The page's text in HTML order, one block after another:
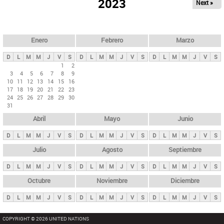
ds
p
n
c
i
p
l
e
s
2023 Next »
Enero
D L M M J V
S
1
2
3
4 5 6 7 8
9
10 11 12 13 14 15
16
17 18 19 20 21 22 23
24 25 26 27 28 29 30
31
Febrero
D L M M J V S
Marzo
D L M M J V S
Abril
D L M M J V S
Mayo
D L M M J V S
Junio
D L M M J V S
Julio
D L M M J V S
Agosto
D L M M J V S
Septiembre
D L M M J V S
Octubre
D L M M J V S
Noviembre
D L M M J V S
Diciembre
D L M M J V S
COPYRIGHT © 2026 UNITED NATIONS